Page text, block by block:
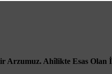
Arzumuz. Ahîlikte Esas